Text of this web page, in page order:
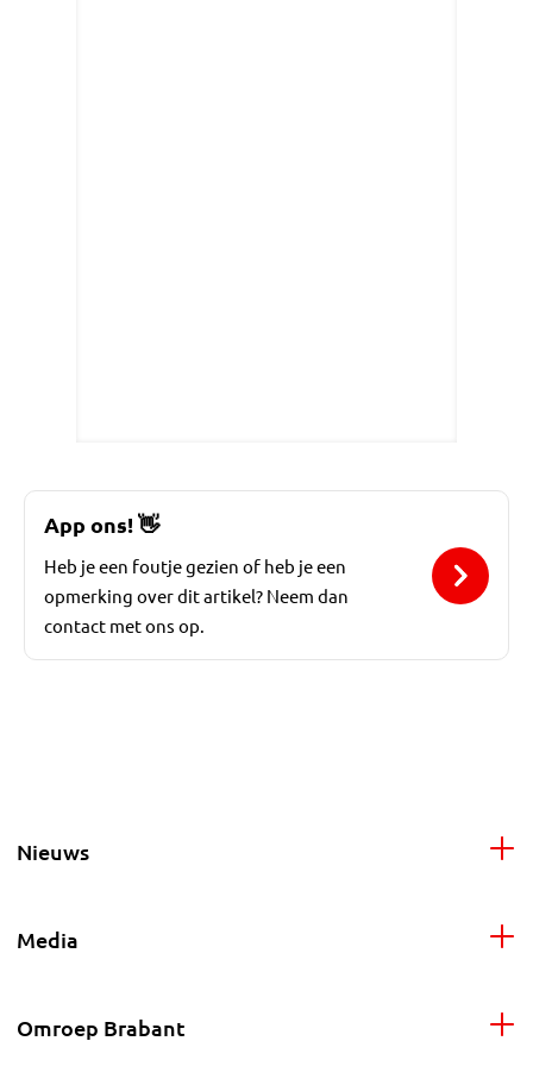
App ons!👋
Heb je een foutje gezien of heb je een
opmerking over dit artikel? Neem dan
contact met ons op.
Nieuws
Media
Omroep Brabant